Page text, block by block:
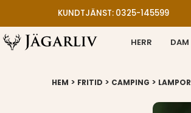
KUNDTJÄNST: 0325-145599
HERR DAM
HEM > FRITID > CAMPING > LAMPOR